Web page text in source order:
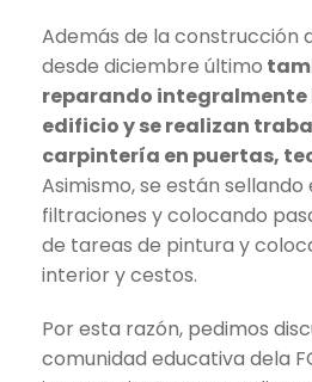
Además de la construcción
desde diciembre último
reparando integralmente
edificio y se realizan
carpintería en puertas,
Asimismo, se están
filtraciones y colocando
de tareas de pintura y
interior y cestos.
Por esta razón, pedimos
comunidad educativa dela